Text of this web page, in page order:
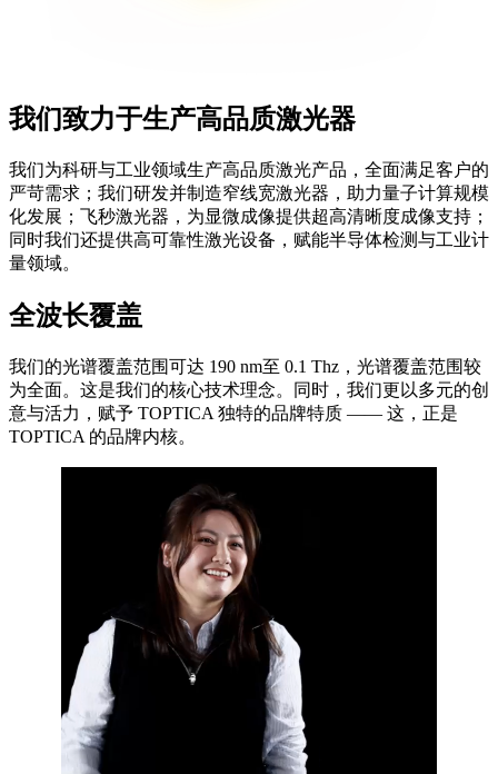
我们致力于生产高品质激光器
我们为科研与工业领域生产高品质激光产品，全面满足客户的
严苛需求；我们研发并制造窄线宽激光器，助力量子计算规模
化发展；飞秒激光器，为显微成像提供超高清晰度成像支持；
同时我们还提供高可靠性激光设备，赋能半导体检测与工业计
量领域。
全波长覆盖
我们的光谱覆盖范围可达 190 nm至 0.1 Thz，光谱覆盖范围较
为全面。这是我们的核心技术理念。同时，我们更以多元的创
意与活力，赋予 TOPTICA 独特的品牌特质 —— 这，正是
TOPTICA 的品牌内核。